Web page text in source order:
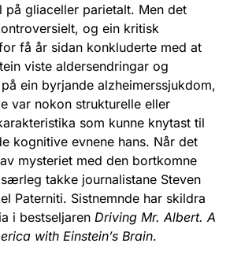
på gliaceller parietalt. Men det
og ein kritisk
få år sidan konkluderte med at
viste aldersendringar og
ein byrjande alzheimerssjukdom,
var nokon strukturelle eller
som kunne knytast til
kognitive evnene hans. Når det
mysteriet med den bortkomne
takke journalistane Steven
Paterniti. Sistnemnde har skildra
i bestseljaren Driving Mr. Albert. A
with Einstein’s Brain.